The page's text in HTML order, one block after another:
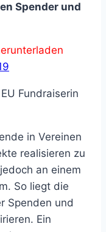
Spender und
Fundraiserin
in Vereinen
realisieren zu
an einem
So liegt die
Spenden und
Ein